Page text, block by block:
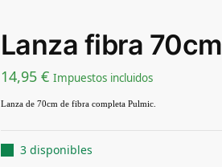
Lanza fibra 70cm
14,95 € Impuestos incluidos
Lanza de 70cm de fibra completa Pulmic.
3 disponibles